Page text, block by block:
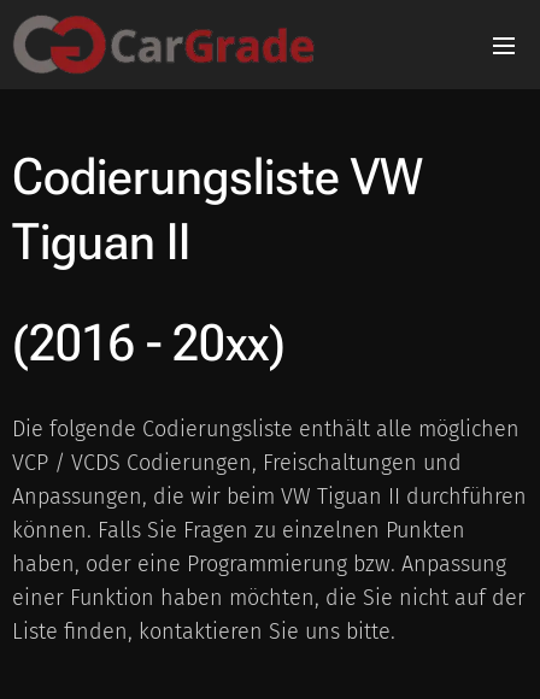
CodierungslisteVW
Tiguan II
(2016 - 20xx)
Die folgende Codierungsliste enthält alle möglichen
VCP / VCDS Codierungen, Freischaltungen und
Anpassungen, die wir beim VW Tiguan II durchführen
können. Falls Sie Fragen zu einzelnen Punkten
haben, oder eine Programmierung bzw. Anpassung
einer Funktion haben möchten, die Sie nicht auf der
Liste finden, kontaktieren Sie uns bitte.